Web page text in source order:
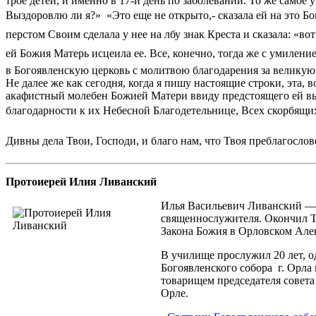
Выздоровлю ли я?»  «Это еще не открыто,- сказала ей на это
перстом Своим сделала у нее на лбу знак Креста и сказала:
ей Божия Матерь исцеила ее. Все, конечно, тогда же с
в Богоявленскую церковь с молитвою благодарения за
Не далее же как сегодня, когда я пишу настоящие строки,
акафистный молебен Божией Матери ввиду предстоящего ей
благодарности к их Небесной Благодетельнице, Всех
Дивны дела Твои, Господи, и благо нам, что Твоя
Протоиерей Илия Ливанский
Илья Васильевич Ливанский —
священнослужителя. Окончил
Закона Божия в Орловском
В училище прослужил 20 лет,
Богоявленского собора г.
товарищем председателя
Орле.